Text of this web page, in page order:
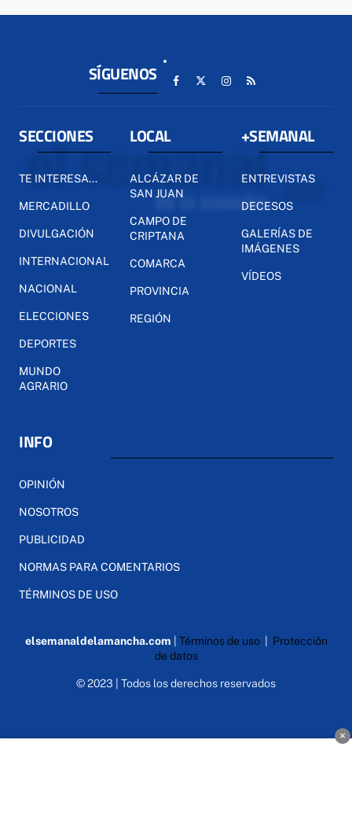
SÍGUENOS
SECCIONES
TE INTERESA...
MERCADILLO
DIVULGACIÓN
INTERNACIONAL
NACIONAL
ELECCIONES
DEPORTES
MUNDO
AGRARIO
LOCAL
ALCÁZAR DE
SAN JUAN
CAMPO DE
CRIPTANA
COMARCA
PROVINCIA
REGIÓN
+SEMANAL
ENTREVISTAS
DECESOS
GALERÍAS DE
IMÁGENES
VÍDEOS
INFO
OPINIÓN
NOSOTROS
PUBLICIDAD
NORMAS PARA COMENTARIOS
TÉRMINOS DE USO
elsemanaldelamancha.com Términos de uso| Protección
de datos
© 2023 | Todos los derechos reservados
×